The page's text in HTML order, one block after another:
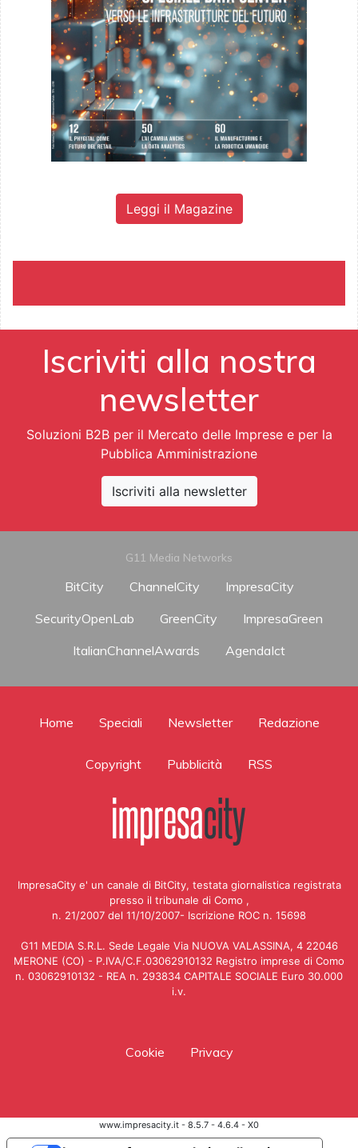
Leggi il Magazine
Iscriviti alla nostra
newsletter
Soluzioni B2B per il Mercato delle Imprese e per la
Pubblica Amministrazione
Iscriviti alla newsletter
G11 Media Networks
BitCity ChannelCity
ImpresaCity
SecurityOpenLab
GreenCity
ImpresaGreen
ItalianChannelAwards
AgendaIct
Home Speciali Newsletter Redazione
Copyright Pubblicità RSS
ImpresaCity e' un canale di BitCity, testata giornalistica registrata
presso il tribunale di Como ,
n. 21/2007 del 11/10/2007- Iscrizione ROC n. 15698
G11 MEDIA S.R.L. Sede Legale Via NUOVA VALASSINA, 4 22046
MERONE (CO) - P.IVA/C.F.03062910132 Registro imprese di Como
n. 03062910132 - REA n. 293834 CAPITALE SOCIALE Euro 30.000
i.v.
Cookie Privacy
www.impresacity.it - 8.5.7 - 4.6.4 - X0